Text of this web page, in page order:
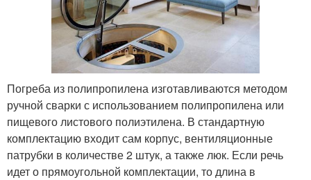
Погреба из полипропилена изготавливаются методом
ручной сварки с использованием полипропилена или
пищевого листового полиэтилена. В стандартную
комплектацию входит сам корпус, вентиляционные
патрубки в количестве 2 штук, а также люк. Если речь
идет о прямоугольной комплектации, то длина в